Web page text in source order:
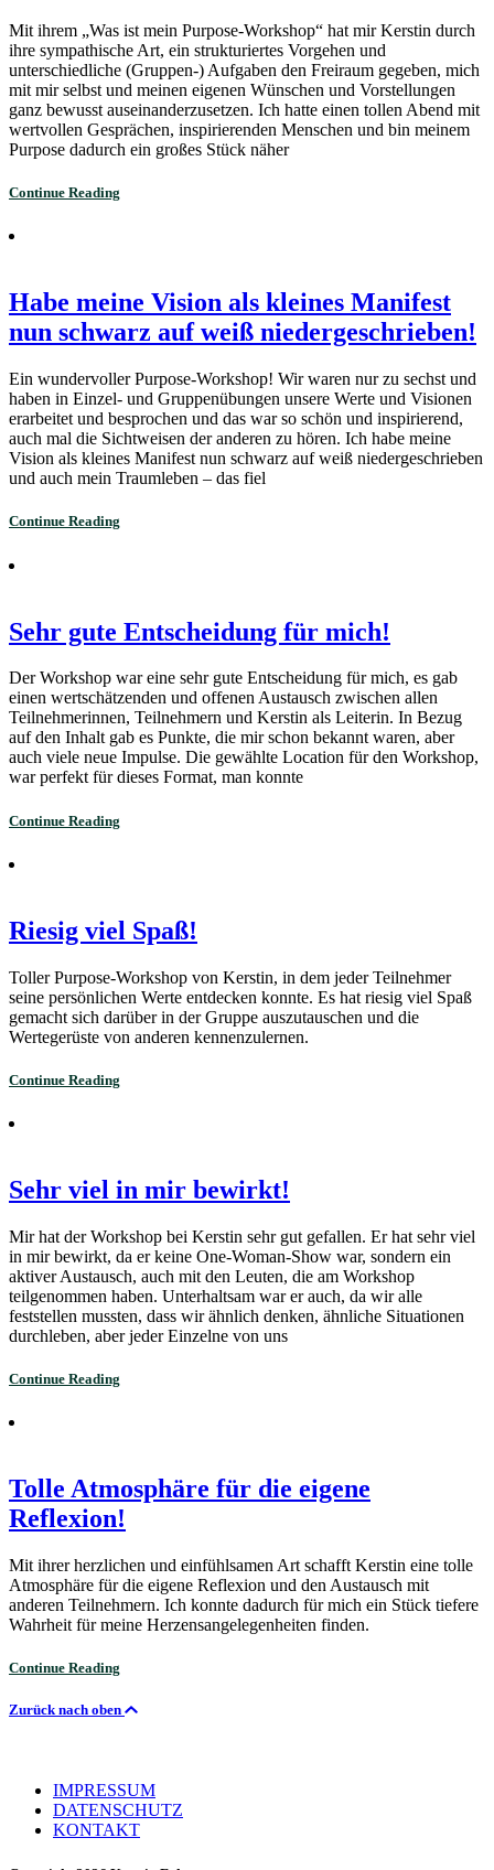
Mit ihrem „Was ist mein Purpose-Workshop“ hat mir Kerstin durch
ihre sympathische Art, ein strukturiertes Vorgehen und
unterschiedliche (Gruppen-) Aufgaben den Freiraum gegeben, mich
mit mir selbst und meinen eigenen Wünschen und Vorstellungen
ganz bewusst auseinanderzusetzen. Ich hatte einen tollen Abend mit
wertvollen Gesprächen, inspirierenden Menschen und bin meinem
Purpose dadurch ein großes Stück näher
Continue Reading
Habe meine Vision als kleines Manifest
nun schwarz auf weiß niedergeschrieben!
Ein wundervoller Purpose-Workshop! Wir waren nur zu sechst und
haben in Einzel- und Gruppenübungen unsere Werte und Visionen
erarbeitet und besprochen und das war so schön und inspirierend,
auch mal die Sichtweisen der anderen zu hören. Ich habe meine
Vision als kleines Manifest nun schwarz auf weiß niedergeschrieben
und auch mein Traumleben – das fiel
Continue Reading
Sehr gute Entscheidung für mich!
Der Workshop war eine sehr gute Entscheidung für mich, es gab
einen wertschätzenden und offenen Austausch zwischen allen
Teilnehmerinnen, Teilnehmern und Kerstin als Leiterin. In Bezug
auf den Inhalt gab es Punkte, die mir schon bekannt waren, aber
auch viele neue Impulse. Die gewählte Location für den Workshop,
war perfekt für dieses Format, man konnte
Continue Reading
Riesig viel Spaß!
Toller Purpose-Workshop von Kerstin, in dem jeder Teilnehmer
seine persönlichen Werte entdecken konnte. Es hat riesig viel Spaß
gemacht sich darüber in der Gruppe auszutauschen und die
Wertegerüste von anderen kennenzulernen.
Continue Reading
Sehr viel in mir bewirkt!
Mir hat der Workshop bei Kerstin sehr gut gefallen. Er hat sehr viel
in mir bewirkt, da er keine One-Woman-Show war, sondern ein
aktiver Austausch, auch mit den Leuten, die am Workshop
teilgenommen haben. Unterhaltsam war er auch, da wir alle
feststellen mussten, dass wir ähnlich denken, ähnliche Situationen
durchleben, aber jeder Einzelne von uns
Continue Reading
Tolle Atmosphäre für die eigene
Reflexion!
Mit ihrer herzlichen und einfühlsamen Art schafft Kerstin eine tolle
Atmosphäre für die eigene Reflexion und den Austausch mit
anderen Teilnehmern. Ich konnte dadurch für mich ein Stück tiefere
Wahrheit für meine Herzensangelegenheiten finden.
Continue Reading
Zurück nach oben
IMPRESSUM
DATENSCHUTZ
KONTAKT